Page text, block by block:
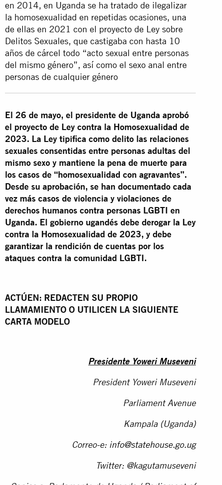
en 2014, en Uganda se ha tratado de ilegalizar
la homosexualidad en repetidas ocasiones, una
de ellas en 2021 con el proyecto de Ley sobre
Delitos Sexuales, que castigaba con hasta 10
años de cárcel todo “acto sexual entre personas
del mismo género”, así como el sexo anal entre
personas de cualquier género
El 26 de mayo, el presidente de Uganda aprobó
el proyecto de Ley contra la Homosexualidad de
2023. La Ley tipifica como delito las relaciones
sexuales consentidas entre personas adultas del
mismo sexo y mantiene la pena de muerte para
los casos de “homosexualidad con agravantes”.
Desde su aprobación, se han documentado cada
vez más casos de violencia y violaciones de
derechos humanos contra personas LGBTI en
Uganda. El gobierno ugandés debe derogar la Ley
contra la Homosexualidad de 2023, y debe
garantizar la rendición de cuentas por los
ataques contra la comunidad LGBTI.
ACTÚEN: REDACTEN SU PROPIO
LLAMAMIENTO O UTILICEN LA SIGUIENTE
CARTA MODELO
Presidente Yoweri Museveni
President Yoweri Museveni
Parliament Avenue
Kampala (Uganda)
Correo-e: info@statehouse.go.ug
Twitter: @kagutamuseveni